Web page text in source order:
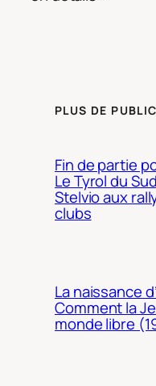
PLUS DE
Fin de partie
Le Tyrol du
Stelvio aux
clubs
La naissance
Comment la
monde libre